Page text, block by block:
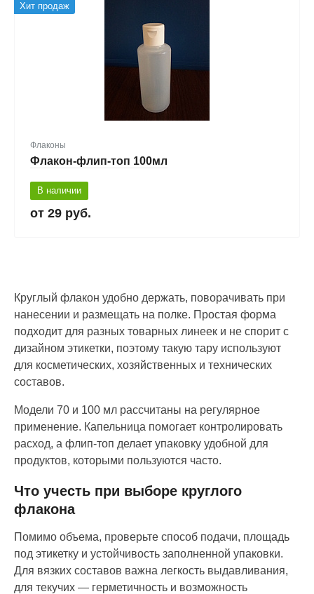
Хит продаж
Флаконы
Флакон-флип-топ 100мл
В наличии
29 руб.
Круглый флакон удобно держать, поворачивать при
нанесении и размещать на полке. Простая форма
подходит для разных товарных линеек и не спорит с
дизайном этикетки, поэтому такую тару используют
для косметических, хозяйственных и технических
составов.
Модели 70 и 100 мл рассчитаны на регулярное
применение. Капельница помогает контролировать
расход, а флип-топ делает упаковку удобной для
продуктов, которыми пользуются часто.
Что учесть при выборе круглого
флакона
Помимо объема, проверьте способ подачи, площадь
под этикетку и устойчивость заполненной упаковки.
Для вязких составов важна легкость выдавливания,
для текучих — герметичность и возможность